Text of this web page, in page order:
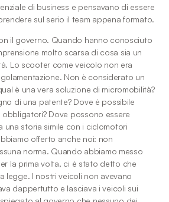
di business e pensavano di essere
il governo. Quando hanno conosciuto
molto scarsa di cosa sia un
Lo scooter come veicolo non era
Non è considerato un
è una vera soluzione di micromobilità?
di una patente? Dove è possibile
Dove possono essere
una storia simile con i ciclomotori
offerto anche noi: non
norma. Quando abbiamo messo
la prima volta, ci è stato detto che
legge. I nostri veicoli non avevano
dappertutto e lasciava i veicoli sui